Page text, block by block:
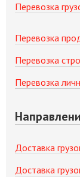
Перевозка
Перевозка
Перевозка
Перевозка
Доставка
Доставка